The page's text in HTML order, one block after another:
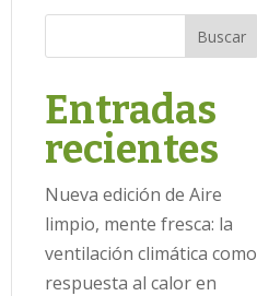
Buscar
Entradas
recientes
Nueva edición de Aire
limpio, mente fresca: la
ventilación climática como
respuesta al calor en